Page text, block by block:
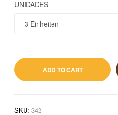
UNIDADES
ADD TO CART
SKU: 342